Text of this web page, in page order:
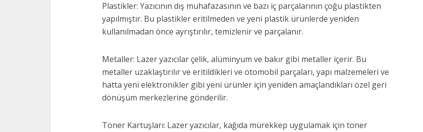
Plastikler: Yazıcının dış muhafazasının ve bazı iç parçalarının çoğu plastikten
yapılmıştır. Bu plastikler eritilmeden ve yeni plastik ürünlerde yeniden
kullanılmadan önce ayrıştırılır, temizlenir ve parçalanır.
Metaller: Lazer yazıcılar çelik, alüminyum ve bakır gibi metaller içerir. Bu
metaller uzaklaştırılır ve eritildikleri ve otomobil parçaları, yapı malzemeleri ve
hatta yeni elektronikler gibi yeni ürünler için yeniden amaçlandıkları özel geri
dönüşüm merkezlerine gönderilir.
Toner Kartuşları: Lazer yazıcılar, kağıda mürekkep uygulamak için toner